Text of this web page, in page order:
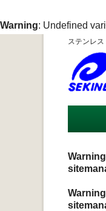
Warning: Undefined
ステンレ
Warning
Warning